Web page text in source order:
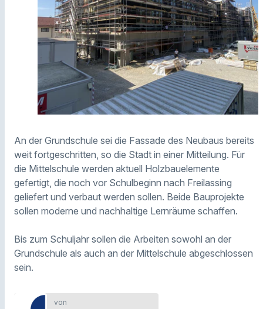
An der Grundschule sei die Fassade des Neubaus bereits
weit fortgeschritten, so die Stadt in einer Mitteilung. Für
die Mittelschule werden aktuell Holzbauelemente
gefertigt, die noch vor Schulbeginn nach Freilassing
geliefert und verbaut werden sollen. Beide Bauprojekte
sollen moderne und nachhaltige Lernräume schaffen.
Bis zum Schuljahr sollen die Arbeiten sowohl an der
Grundschule als auch an der Mittelschule abgeschlossen
sein.
von